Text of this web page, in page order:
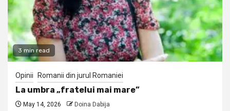
3 min read
Opinii Romanii din jurul Romaniei
La umbra „fratelui mai mare”
May 14, 2026 Doina Dabija